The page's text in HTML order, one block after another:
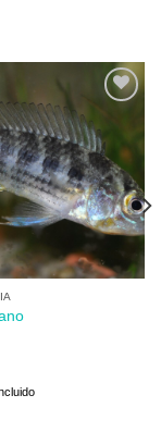
Añadir
a mi
lista de
los
deseos